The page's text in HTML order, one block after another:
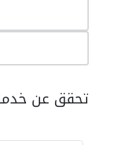
تحقق عن